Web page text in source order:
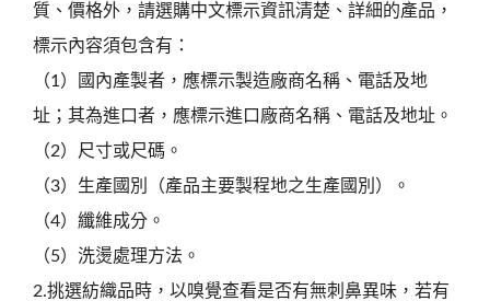
質、價格外，請選購中文標示資訊清楚、詳細的產品，
標示內容須包含有：
（1）國內產製者，應標示製造廠商名稱、電話及地
址；其為進口者，應標示進口廠商名稱、電話及地址。
（2）尺寸或尺碼。
（3）生產國別（產品主要製程地之生產國別）。
（4）纖維成分。
（5）洗燙處理方法。
2.挑選紡織品時，以嗅覺查看是否有無刺鼻異味，若有